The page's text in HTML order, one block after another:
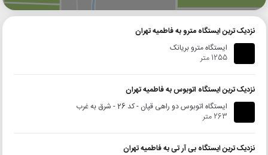
نزدیک ترین ایستگاه مترو به فاطمیه تهران
ایستگاه مترو بریانک
1255 متر
نزدیک ترین ایستگاه اتوبوس به فاطمیه تهران
ایستگاه اتوبوس دو راهی قپان - کد 26 - شرق به غرب
263 متر
نزدیک ترین ایستگاه بی آر تی به فاطمیه تهران